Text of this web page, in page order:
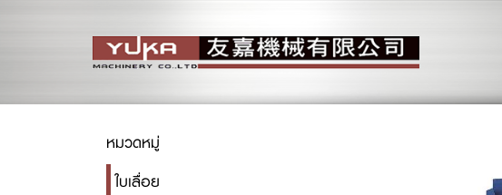
หมวดหมู่
ใบเลื่อย